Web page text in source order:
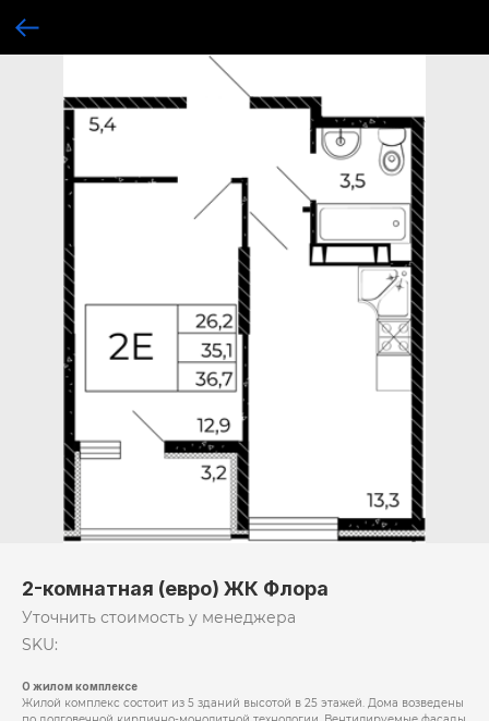
2-комнатная (евро) ЖК Флора
Уточнить стоимость у менеджера
SKU:
О жилом комплексе
Жилой комплекс состоит из 5 зданий высотой в 25 этажей. Дома возведены